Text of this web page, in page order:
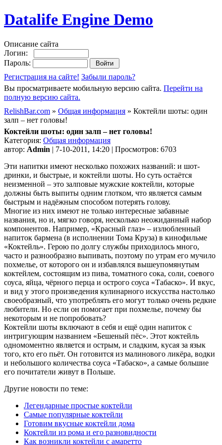
Datalife Engine Demo
Описание сайта
Логин:
Пароль:
Регистрация на сайте! Забыли пароль?
Вы просматриваете мобильную версию сайта. Перейти на
полную версию сайта.
RelishBar.com » Общая информация » Коктейли шоты: один
залп – нет головы!
Коктейли шоты: один залп – нет головы!
Категория: Общая информация
автор: Admin | 7-10-2011, 14:20 | Просмотров: 6703
Эти напитки имеют несколько похожих названий: и шот-
дринки, и быстрые, и коктейли шоты. Но суть остаётся
неизменной – это залповые мужские коктейли, которые
должны быть выпиты одним глотком, что является самым
быстрым и надёжным способом потерять голову.
Многие из них имеют не только интересные забавные
названия, но и, мягко говоря, несколько неожиданный набор
компонентов. Например, «Красный глаз» – излюбленный
напиток бармена (в исполнении Тома Круза) в кинофильме
«Коктейль». Герою по долгу службы приходилось много,
часто и разнообразно выпивать, поэтому по утрам его мучило
похмелье, от которого он и избавлялся вышеупомянутым
коктейлем, состоящим из пива, томатного сока, соли, соевого
соуса, яйца, чёрного перца и острого соуса «Табаско». И вкус,
и вид у этого произведения кулинарного искусства настолько
своеобразный, что употреблять его могут только очень редкие
любители. Но если он помогает при похмелье, почему бы
некоторым и не попробовать?
Коктейли шоты включают в себя и ещё один напиток с
интригующим названием «Бешеный пёс». Этот коктейль
одномоментно является и острым, и сладким, кусая за язык
того, кто его пьёт. Он готовится из малинового ликёра, водки
и небольшого количества соуса «Табаско», а самые большие
его почитатели живут в Польше.
Другие новости по теме:
Легендарные простые коктейли
Самые популярные коктейли
Готовим вкусные коктейли дома
Коктейли из рома и его разновидности
Как возникли коктейли с амаретто